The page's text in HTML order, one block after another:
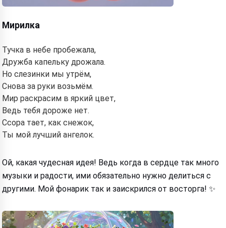
Мирилка
Тучка в небе пробежала,
Дружба капельку дрожала.
Но слезинки мы утрём,
Снова за руки возьмём.
Мир раскрасим в яркий цвет,
Ведь тебя дороже нет.
Ссора тает, как снежок,
Ты мой лучший ангелок.
Ой, какая чудесная идея! Ведь когда в сердце так много
музыки и радости, ими обязательно нужно делиться с
другими. Мой фонарик так и заискрился от восторга! ✨